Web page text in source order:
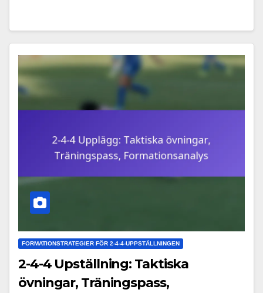
FORMATIONSTRATEGIER FÖR 2-4-4-UPPSTÄLLNINGEN
2-4-4 Upställning: Taktiska
övningar, Träningspass,